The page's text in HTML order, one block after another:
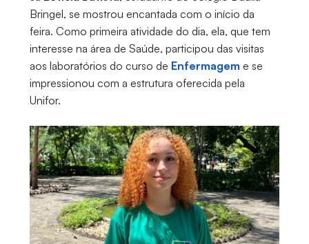
Bringel, se mostrou encantada com o início da
feira. Como primeira atividade do dia, ela, que tem
interesse na área de Saúde, participou das visitas
aos laboratórios do curso de Enfermagem e se
impressionou com a estrutura oferecida pela
Unifor.